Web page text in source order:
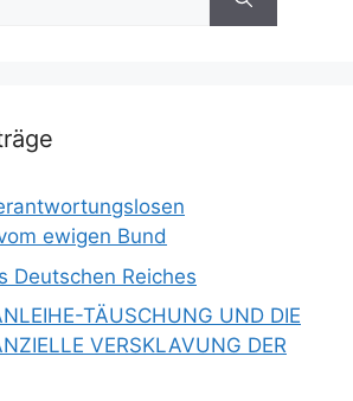
ewigen Bund
Deutschen Reiches
TÄUSCHUNG UND DIE
VERSKLAVUNG DER